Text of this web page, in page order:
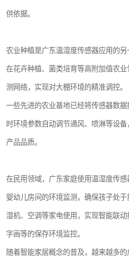
供依据。
农业种植是广东温湿度传感器应用的另
在花卉种植、菌类培育等高附加值农
测网络，实现对大棚环境的精准调控。
一些先进的农业基地已经将传感器数
时环境参数自动调节通风、喷淋等设
产品品质。
在民用领域，广东家庭使用温湿度传
婴幼儿房间的环境监测，确保孩子处
湿机、空调等家电使用，实现智能联动
字画等的保存环境监控。
随着智能家居概念的普及，越来越多